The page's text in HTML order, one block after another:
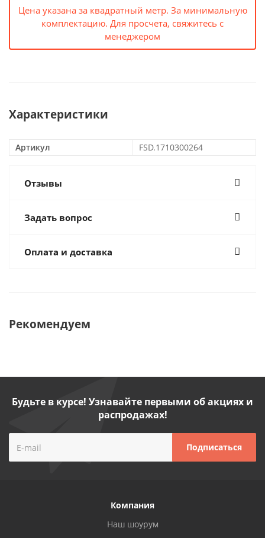
Цена указана за квадратный метр. За минимальную
комплектацию. Для просчета, свяжитесь с
менеджером
Характеристики
Артикул FSD.1710300264
Отзывы
Задать вопрос
Оплата и доставка
Рекомендуем
Будьте в курсе! Узнавайте первыми об акциях и
распродажах!
Компания
Наш шоурум